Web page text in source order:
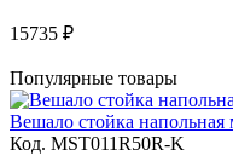
15735 ₽
Популярные товары
Вешало стойка напольная
Код. MST011R50R-K